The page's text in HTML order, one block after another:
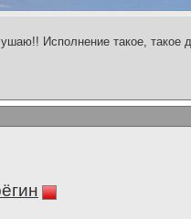
Исполнение такое,